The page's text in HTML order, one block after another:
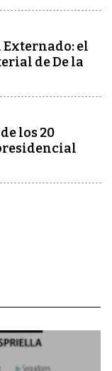
Externado: el
de De la
los 20